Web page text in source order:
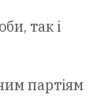
так і
партіям